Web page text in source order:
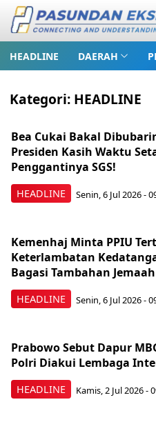
HEADLINE DAERAH
Kategori: HEADLINE
HEADLINE
Bea Cukai Bakal
Presiden Kasih Waktu
Penggantinya SGS!
Senin, 6 Jul 2026 -
HEADLINE
Kemenhaj Minta PPIU
Keterlambatan
Bagasi Tambahan
Senin, 6 Jul 2026 -
HEADLINE
Prabowo Sebut Dapur
Polri Diakui Lembaga
Kamis, 2 Jul 2026 -